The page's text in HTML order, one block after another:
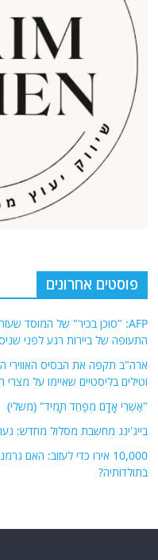
פוסטים אחרונים
התעופה של ביירות רגע לפני
וטילים בליסטיים שאיימו על מצרי
"אַשְׁרֵי אָדָם מְפַחֵד תָּמִיד" (משלי)
בייג'ינג מחשבת מסלול מחדש:
10,000 אירו כדי לעזוב: האם
בתולדותיה?